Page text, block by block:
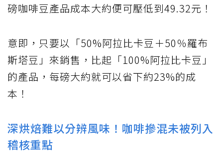
磅咖啡豆產品成本大約便可壓低到49.32元！
意即，只要以「50%阿拉比卡豆＋50％羅布
斯塔豆」來銷售，比起「100%阿拉比卡豆」
的產品，每磅大約就可以省下約23%的成
本！
深烘焙難以分辨風味！咖啡摻混未被列入
稽核重點